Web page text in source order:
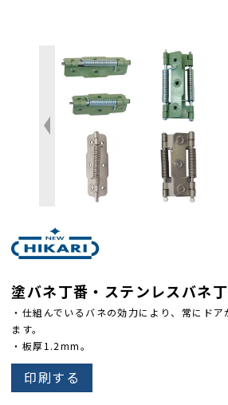
塗バネ丁番・ステンレスバネ
・仕組んでいるバネの効力により、常にド
ます。
・板厚1.2mm。
印刷する